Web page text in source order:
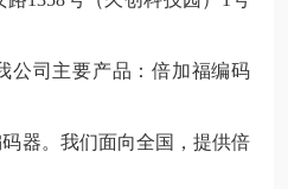
公司主要产品：倍加福编码
器。我们面向全国，提供倍